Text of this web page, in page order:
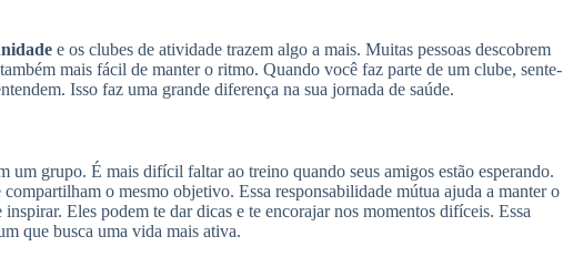
e os clubes de atividade trazem algo a mais. Muitas pessoas descobrem
mais fácil de manter o ritmo. Quando você faz parte de um clube, sente-
Isso faz uma grande diferença na sua jornada de saúde.
um grupo. É mais difícil faltar ao treino quando seus amigos estão esperando.
o mesmo objetivo. Essa responsabilidade mútua ajuda a manter o
Eles podem te dar dicas e te encorajar nos momentos difíceis. Essa
que busca uma vida mais ativa.